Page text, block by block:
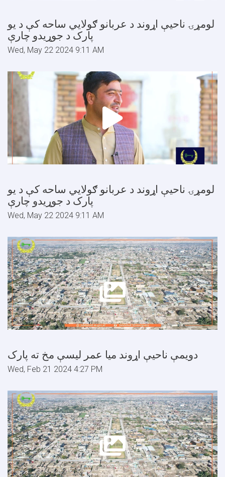
لومړۍ ناحیې اړوند د عربانو ګولایي ساحه کې د یو
پارک د جوړیدو چارې
Wed, May 22 2024 9:11 AM
لومړۍ ناحیې اړوند د عربانو ګولایي ساحه کې د یو
پارک د جوړیدو چارې
Wed, May 22 2024 9:11 AM
دويمې ناحيې اړوند ميا عمر ليسې مخ ته پارک
Wed, Feb 21 2024 4:27 PM